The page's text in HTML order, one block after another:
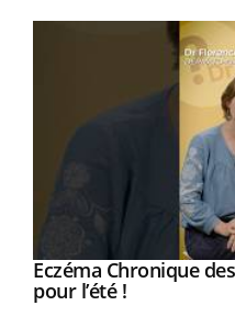
Youtube
Eczéma Chronique
pour l’été !Youtube